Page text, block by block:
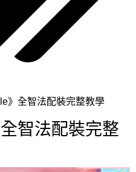
》全智法配裝完整教學
智法配裝完整